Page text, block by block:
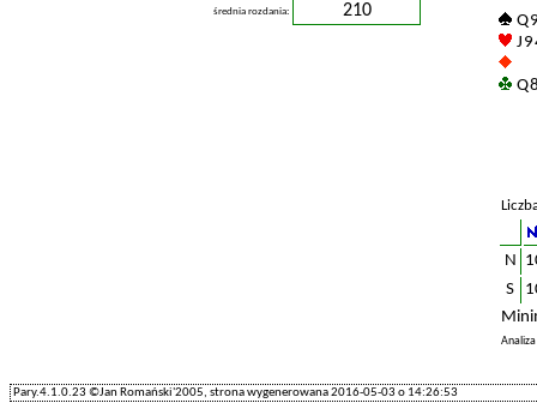
średnia rozdania: 210
Q
J 9
Q
N
S
Pary.4.1.0.23 ©Jan Romański'2005, strona wygenerowana 2016-05-03 o 14:26:53